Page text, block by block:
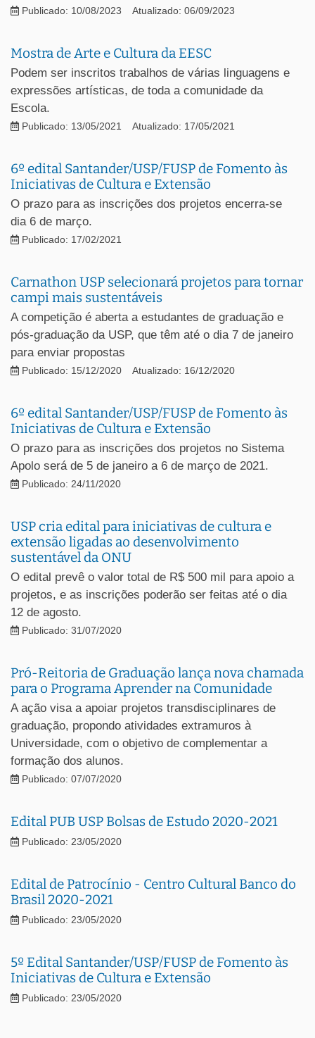
Publicado: 10/08/2023 Atualizado: 06/09/2023
Mostra de Arte e Cultura da EESC
Podem ser inscritos trabalhos de várias linguagens e
expressões artísticas, de toda a comunidade da
Escola.
Publicado: 13/05/2021 Atualizado: 17/05/2021
6º edital Santander/USP/FUSP de Fomento às
Iniciativas de Cultura e Extensão
O prazo para as inscrições dos projetos encerra-se
dia 6 de março.
Publicado: 17/02/2021
Carnathon USP selecionará projetos para tornar
campi mais sustentáveis
A competição é aberta a estudantes de graduação e
pós-graduação da USP, que têm até o dia 7 de janeiro
para enviar propostas
Publicado: 15/12/2020 Atualizado: 16/12/2020
6º edital Santander/USP/FUSP de Fomento às
Iniciativas de Cultura e Extensão
O prazo para as inscrições dos projetos no Sistema
Apolo será de 5 de janeiro a 6 de março de 2021.
Publicado: 24/11/2020
USP cria edital para iniciativas de cultura e
extensão ligadas ao desenvolvimento
sustentável da ONU
O edital prevê o valor total de R$ 500 mil para apoio a
projetos, e as inscrições poderão ser feitas até o dia
12 de agosto.
Publicado: 31/07/2020
Pró-Reitoria de Graduação lança nova chamada
para o Programa Aprender na Comunidade
A ação visa a apoiar projetos transdisciplinares de
graduação, propondo atividades extramuros à
Universidade, com o objetivo de complementar a
formação dos alunos.
Publicado: 07/07/2020
Edital PUB USP Bolsas de Estudo 2020-2021
Publicado: 23/05/2020
Edital de Patrocínio - Centro Cultural Banco do
Brasil 2020-2021
Publicado: 23/05/2020
5º Edital Santander/USP/FUSP de Fomento às
Iniciativas de Cultura e Extensão
Publicado: 23/05/2020